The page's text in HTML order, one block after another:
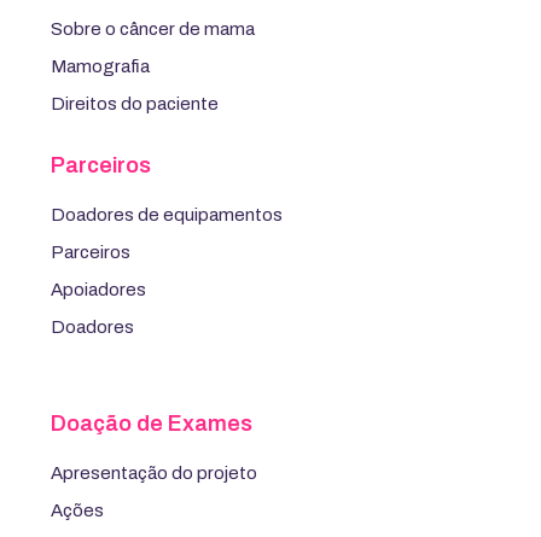
Sobre o câncer de mama
Mamografia
Direitos do paciente
Parceiros
Doadores de equipamentos
Parceiros
Apoiadores
Doadores
Doação de Exames
Apresentação do projeto
Ações